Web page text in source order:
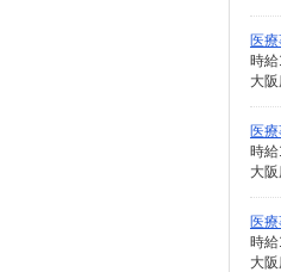
医
時
大
医
時
大
医
時
大